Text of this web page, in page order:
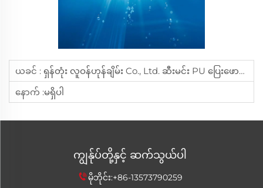
ယခင် : ရှန်တုံး လူဝန်ဟုန်ချိမ်း Co., Ltd. ဆီးမင်း PU ပြေးဖောင်း ឧစာအကျိုးရေး ဖွံ့ဖြိုးရေး ဘုံသင်တန်းတွင် အသစ်ချိန်များကို အစဉ်အလာဖြင့် ပြသထားသည်
နောက် :မရှိပါ
ကျွန်ုပ်တို့နှင့် ဆက်သွယ်ပါ
မိုဘိုင်း:+86-13573790259